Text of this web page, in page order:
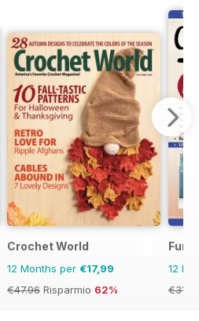
Crochet World
12 Months per €17,99
€47.96 Risparmio 62%
Fun
12